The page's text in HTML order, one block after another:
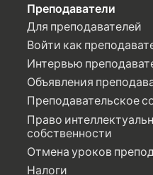
Преподаватели
Для преподавателей
Войти как
Интервью
Объявления
Преподавательское
Право
собственности
Отмена уроков
Налоги